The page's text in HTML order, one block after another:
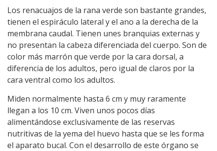
Los renacuajos de la rana verde son bastante grandes,
tienen el espiráculo lateral y el ano a la derecha de la
membrana caudal. Tienen unes branquias externas y
no presentan la cabeza diferenciada del cuerpo. Son de
color más marrón que verde por la cara dorsal, a
diferencia de los adultos, pero igual de claros por la
cara ventral como los adultos.
Miden normalmente hasta 6 cm y muy raramente
llegan a los 10 cm. Viven unos pocos días
alimentándose exclusivamente de las reservas
nutritivas de la yema del huevo hasta que se les forma
el aparato bucal. Con el desarrollo de este órgano se